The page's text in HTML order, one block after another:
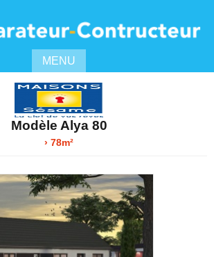
MENU
Modèle Alya 80
› 78m²